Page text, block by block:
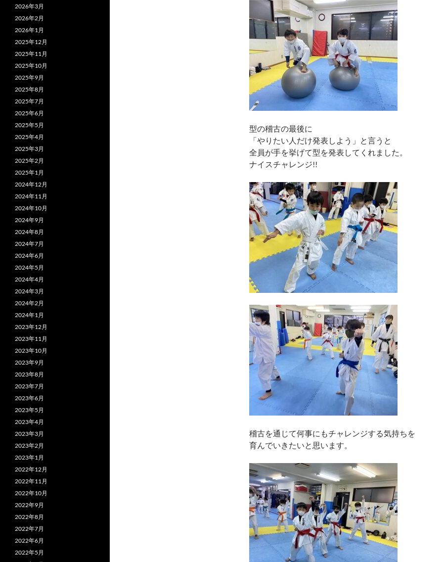
型の稽古の最後に
「やりたい人だけ発表しよう」と言うと
全員が手を挙げて型を発表してくれました。
ナイスチャレンジ!!
稽古を通じて何事にもチャレンジする気持ちを
育んでいきたいと思います。
2026年3月
2026年2月
2026年1月
2025年12月
2025年11月
2025年10月
2025年9月
2025年8月
2025年7月
2025年6月
2025年5月
2025年4月
2025年3月
2025年2月
2025年1月
2024年12月
2024年11月
2024年10月
2024年9月
2024年8月
2024年7月
2024年6月
2024年5月
2024年4月
2024年3月
2024年2月
2024年1月
2023年12月
2023年11月
2023年10月
2023年9月
2023年8月
2023年7月
2023年6月
2023年5月
2023年4月
2023年3月
2023年2月
2023年1月
2022年12月
2022年11月
2022年10月
2022年9月
2022年8月
2022年7月
2022年6月
2022年5月